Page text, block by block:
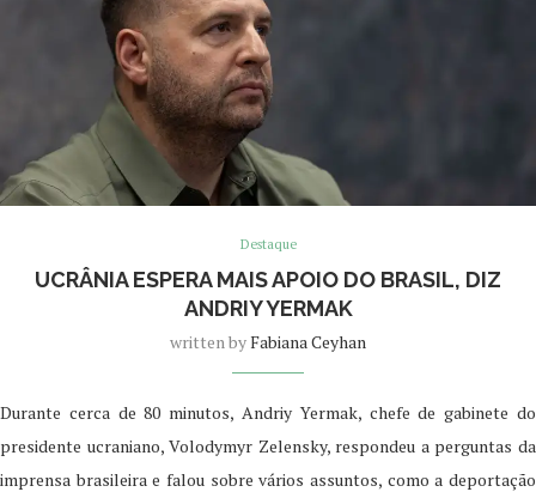
Destaque
UCRÂNIA ESPERA MAIS APOIO DO BRASIL, DIZ
ANDRIY YERMAK
written byFabiana Ceyhan
Durante cerca de 80 minutos, Andriy Yermak, chefe de gabinete do
presidente ucraniano, Volodymyr Zelensky, respondeu a perguntas da
imprensa brasileira e falou sobre vários assuntos, como a deportação